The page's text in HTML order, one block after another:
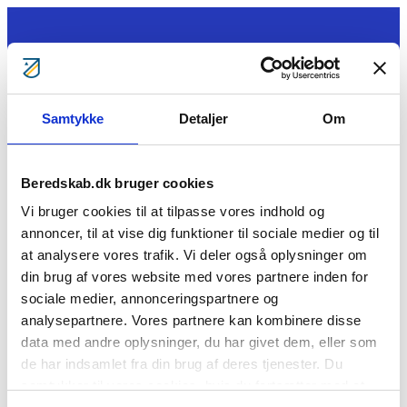
Samtykke Detaljer Om
Beredskab.dk bruger cookies
Vi bruger cookies til at tilpasse vores indhold og
annoncer, til at vise dig funktioner til sociale medier og til
at analysere vores trafik. Vi deler også oplysninger om
din brug af vores website med vores partnere inden for
sociale medier, annonceringspartnere og
analysepartnere. Vores partnere kan kombinere disse
data med andre oplysninger, du har givet dem, eller som
de har indsamlet fra din brug af deres tjenester. Du
Gå til indhold
Gratis kurser
Bliv klogere
Bliv frivillig
Bliv Brandmand
Om os
Kontakt
Søg
Peter B. Lange